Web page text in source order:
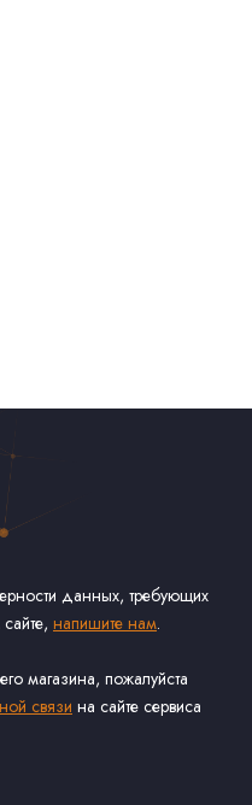
данных, требующих
напишите нам.
магазина, пожалуйста
связи на сайте сервиса